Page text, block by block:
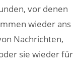
vor denen
wieder ans
Nachrichten,
sie wieder für